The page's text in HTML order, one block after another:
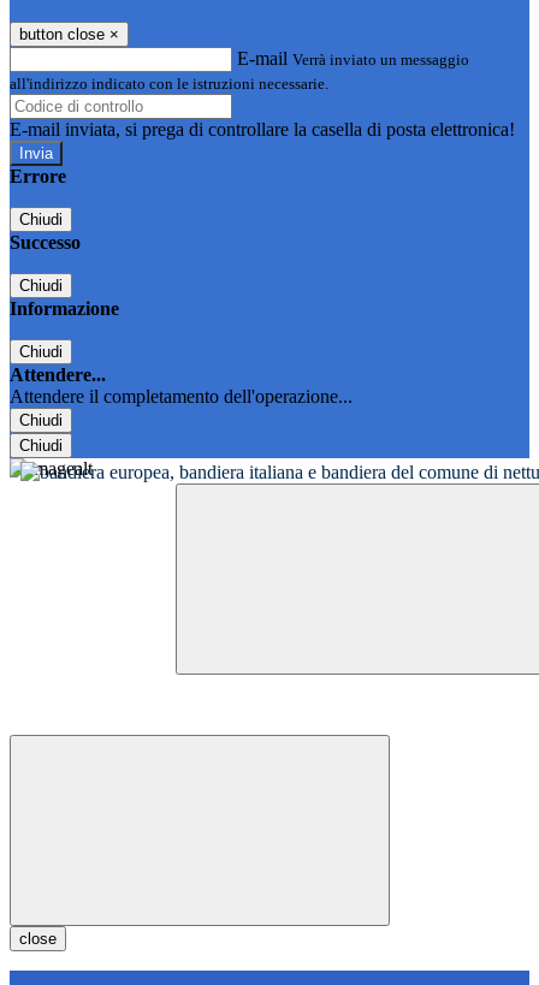
button close ×
E-mail Verrà inviato un messaggio
all'indirizzo indicato con le istruzioni necessarie.
E-mail inviata, si prega di controllare la casella di posta elettronica!
Errore
Chiudi
Successo
Chiudi
Informazione
Chiudi
Attendere...
Attendere il completamento dell'operazione...
Chiudi
Chiudi
close